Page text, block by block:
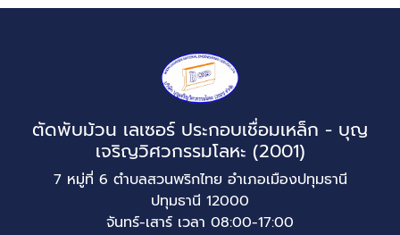
ตัดพับม้วน เลเซอร์ ประกอบเชื่อมเหล็ก - บุญ
เจริญวิศวกรรมโลหะ (2001)
7 หมู่ที่ 6 ตำบลสวนพริกไทย อำเภอเมืองปทุมธานี
ปทุมธานี 12000
จันทร์-เสาร์ เวลา 08:00-17:00